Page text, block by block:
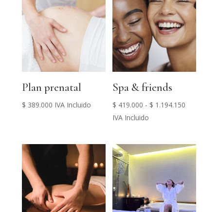
$ 705.000
hasta
$ 699.000
Plan prenatal
$ 389.000 IVA Incluido
Spa & friends
$ 419.000 - $ 1.194.150
desde
$ 419.000
IVA Incluido